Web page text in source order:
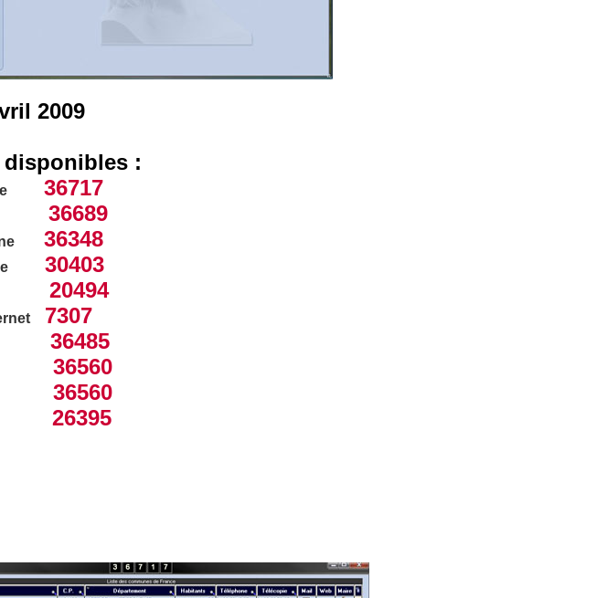
2009
disponibles :
36717
36689
36348
30403
20494
7307
36485
36560
36560
26395